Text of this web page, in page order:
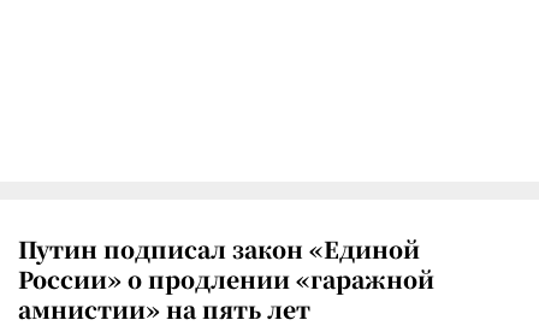
Путин подписал закон «Единой
России» о продлении «гаражной
амнистии» на пять лет